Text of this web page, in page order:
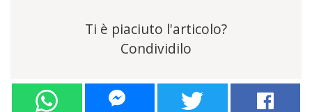
Ti è piaciuto l'articolo?
Condividilo